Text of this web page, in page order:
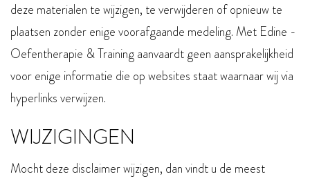
deze materialen te wijzigen, te verwijderen of opnieuw te
plaatsen zonder enige voorafgaande medeling. Met Edine -
Oefentherapie & Training aanvaardt geen aansprakelijkheid
voor enige informatie die op websites staat waarnaar wij via
hyperlinks verwijzen.
WIJZIGINGEN
Mocht deze disclaimer wijzigen, dan vindt u de meest